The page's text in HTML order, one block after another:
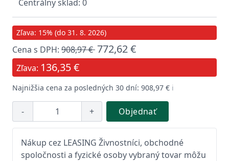
Centrálny sklad: 0
Zľava: 15% (do 31. 8. 2026)
Cena s DPH: 908,97 € 772,62 €
Zľava: 136,35 €
Najnižšia cena za posledných 30 dní: 908,97 € ℹ️
- + Objednať
Nákup cez LEASING Živnostníci, obchodné
spoločnosti a fyzické osoby vybraný tovar môžu